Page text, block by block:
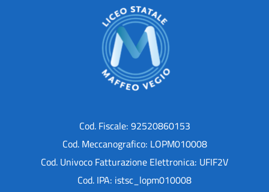
Cod. Fiscale: 92520860153
Cod. Meccanografico: LOPM010008
Cod. Univoco Fatturazione Elettronica: UFIF2V
Cod. IPA: istsc_lopm010008